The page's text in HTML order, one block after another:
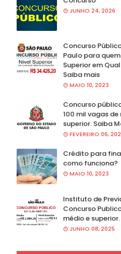
JUNHO 24, 2026
Concurso
Paulo para
Superior em
Saiba mais
MAIO 10, 2023
Concurso
100 mil vagas
superior. Saiba
FEVEREIRO 06,
Crédito para
como funciona?
MAIO 10, 2023
Instituto de
Concurso
médio e
JUNHO 08, 2025